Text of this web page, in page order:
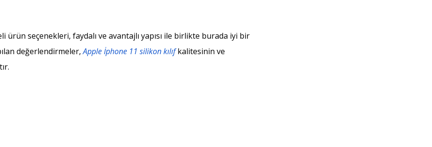
seçenekleri, faydalı ve avantajlı yapısı ile birlikte burada iyi bir
değerlendirmeler,Apple İphone 11 silikon kılıfkalitesinin ve